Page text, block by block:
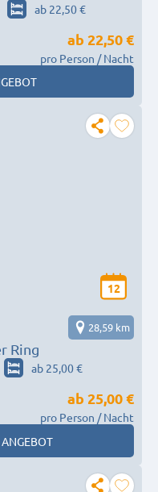
ab 22,50 €
ab 22,50 €
pro Person / Nacht
12
Ring
28,59 km
ab 25,00 €
ab 25,00 €
pro Person / Nacht